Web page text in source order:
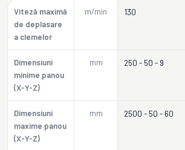
Viteză maximă
de deplasare
a clemelor
m/min 130
Dimensiuni
minime panou
(X-Y-Z)
mm 250 - 50 - 9
Dimensiuni
maxime panou
(X-Y-Z)
mm 2500 - 50 - 60